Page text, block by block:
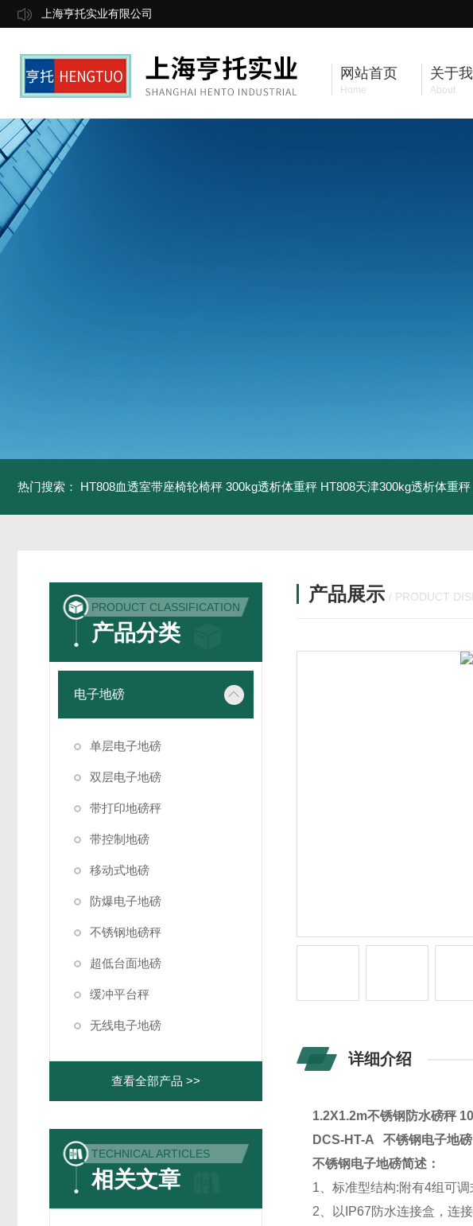
上海亨托实业有限公司
网站首页
Home
关于
About
热门搜索： HT808血透室带座椅轮椅秤 300kg透析体重秤 HT808天津300kg透析体重
PRODUCT CLASSIFICATION
产品分类
电子地磅
单层电子地磅
双层电子地磅
带打印地磅秤
带控制地磅
移动式地磅
防爆电子地磅
不锈钢地磅秤
超低台面地磅
缓冲平台秤
无线电子地磅
查看全部产品 >>
TECHNICAL ARTICLES
相关文章
产品展示 / PRODUCT
详细介绍
1.2X1.2m不锈钢防水磅秤
DCS-HT-A 不锈钢电子地磅
不锈钢电子地磅简述：
1、标准型结构:附有4组可调
2、以IP67防水连接盒，连